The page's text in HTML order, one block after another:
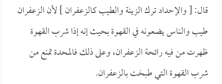
قال: [ والإحداد ترك الزينة والطيب كالزعفران ] لأن الزعفران
طيب والناس يضعونه في القهوة بحيث إنه إذا شرب القهوة
ظهرت من فيه رائحة الزعفران، وعلى ذلك فالمحدة تمنع من
شرب القهوة التي طبخت بالزعفران.